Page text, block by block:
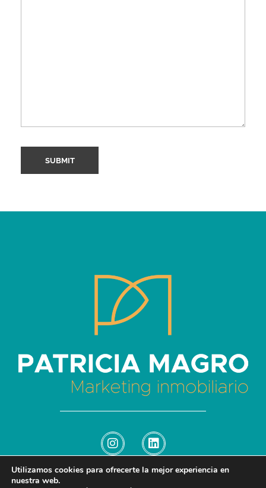
Utilizamos cookies para ofrecerte la mejor experiencia en
nuestra web.